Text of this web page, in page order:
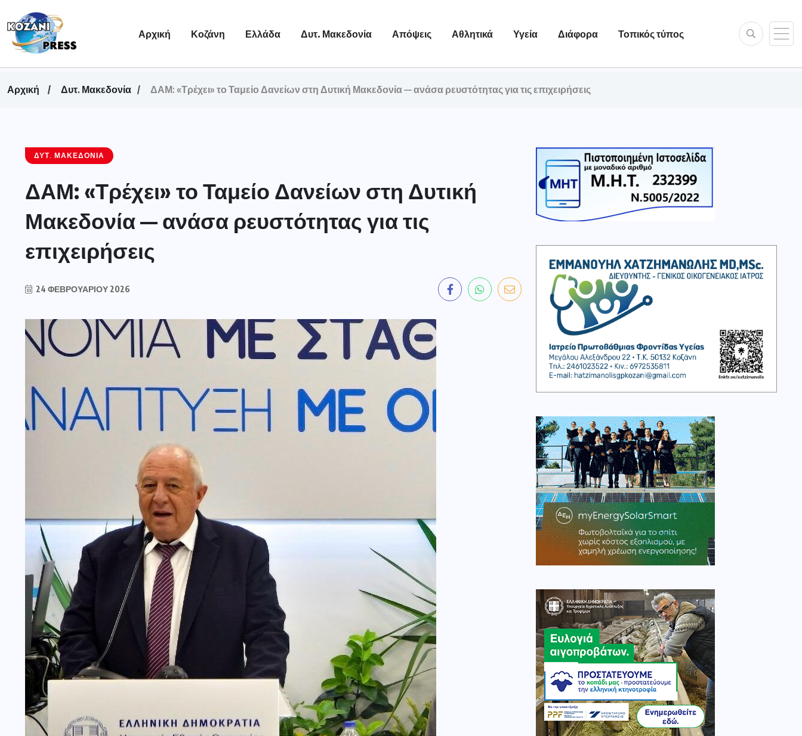
Αρχική Κοζάνη Ελλάδα Δυτ. Μακεδονία Απόψεις Αθλητικά Υγεία Διάφορα Τοπικός τύπος
Αρχική Δυτ. Μακεδονία ΔΑΜ: «Τρέχει» το Ταμείο Δανείων στη Δυτική Μακεδονία — ανάσα ρευστότητας για τις επιχειρήσεις
ΔΥΤ. ΜΑΚΕΔΟΝΊΑ
ΔΑΜ: «Τρέχει» το Ταμείο Δανείων στη Δυτική
Μακεδονία — ανάσα ρευστότητας για τις
επιχειρήσεις
24 ΦΕΒΡΟΥΑΡΊΟΥ 2026